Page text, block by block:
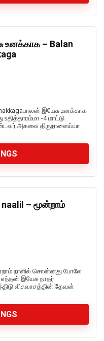
உனக்காக – Balan
இயேசு உனக்காக
-4 மாட்டு
அகவை திருநாளைய்யா
– மூன்றாம்
நாளில் சொன்னது போலே
இயேசு நாதர்
விசுவாசத்தின் தேவன்